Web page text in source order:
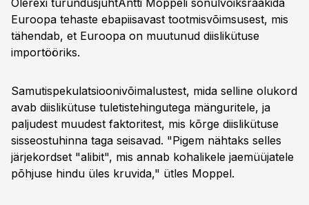
Olerexi turundusjuhtAntti Moppeli sõnulvõiksrääkida
Euroopa tehaste ebapiisavast tootmisvõimsusest, mis
tähendab, et Euroopa on muutunud diislikütuse
importööriks.
Samutispekulatsioonivõimalustest, mida selline olukord
avab diislikütuse tuletistehingutega mänguritele, ja
paljudest muudest faktoritest, mis kõrge diislikütuse
sisseostuhinna taga seisavad. "Pigem nähtaks selles
järjekordset "alibit", mis annab kohalikele jaemüüjatele
põhjuse hindu üles kruvida," ütles Moppel.